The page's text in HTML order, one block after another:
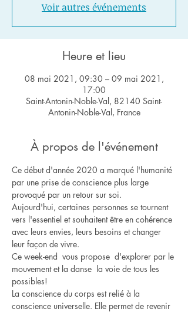
Voir autres événements
Heure et lieu
08 mai 2021, 09:30 – 09 mai 2021,
17:00
Saint-Antonin-Noble-Val, 82140 Saint-
Antonin-Noble-Val, France
À propos de l'événement
Ce début d'année 2020 a marqué l'humanité
par une prise de conscience plus large
provoqué par un retour sur soi.
Aujourd'hui, certaines personnes se tournent
vers l'essentiel et souhaitent être en cohérence
avec leurs envies, leurs besoins et changer
leur façon de vivre.
Ce week-end  vous propose  d'explorer par le
mouvement et la danse  la voie de tous les
possibles!
La conscience du corps est relié à la
conscience universelle. Elle permet de revenir